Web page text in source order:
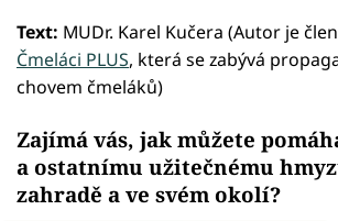
Text: MUDr. Karel Kučera (Autor je
Čmeláci PLUS, která se zabývá
chovem čmeláků)
Zajímá vás, jak můžete
a ostatnímu užitečnému
zahradě a ve svém okolí?